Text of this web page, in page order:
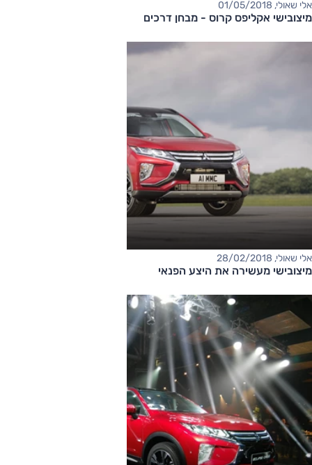
אלי שאולי, 01/05/2018
מיצובישי אקליפס קרוס - מבחן דרכים
אלי שאולי, 28/02/2018
מיצובישי מעשירה את היצע הפנאי